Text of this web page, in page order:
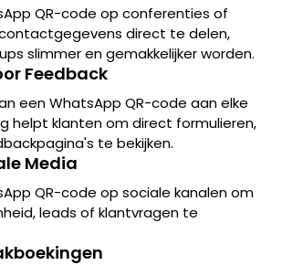
QR-code op conferenties of
direct te delen,
slimmer en gemakkelijker worden.
Feedback
een WhatsApp QR-code aan elke
helpt klanten om direct formulieren,
te bekijken.
Media
QR-code op sociale kanalen om
leads of klantvragen te